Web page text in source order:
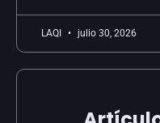
LAQI julio 30, 2026